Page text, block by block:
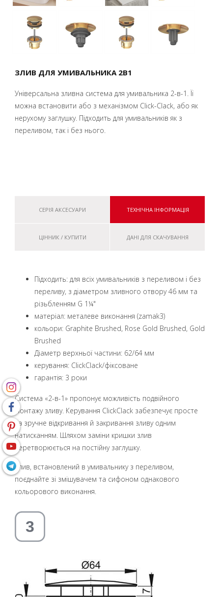
ЗЛИВ ДЛЯ УМИВАЛЬНИКА 2В1
Універсальна зливна система для умивальника 2-в-1. Її
можна встановити або з механізмом Click-Clack, або як
нерухому заглушку. Підходить для умивальників як з
переливом, так і без нього.
СЕРІЯ АКСЕСУАРИ ТЕХНІЧНА ІНФОРМАЦІЯ
ЦІННИК / КУПИТИ ДАНІ ДЛЯ СКАЧУВАННЯ
Підходить: для всіх умивальників з переливом і без
переливу, з діаметром зливного отвору 46 мм та
різьбленням G 1¼"
матеріал: металеве виконання (zamak3)
кольори: Graphite Brushed, Rose Gold Brushed, Gold
Brushed
Діаметр верхньої частини: 62/64 мм
керування: ClickClack/фіксоване
гарантія: 3 роки
Система «2-в-1» пропонує можливість подвійного
монтажу зливу. Керування ClickClack забезпечує просте
та зручне відкривання й закривання зливу одним
натисканням. Шляхом заміни кришки злив
перетворюється на постійну заглушку.
Злив, встановлений в умивальнику з переливом,
поєднайте зі змішувачем та сифоном однакового
кольорового виконання.